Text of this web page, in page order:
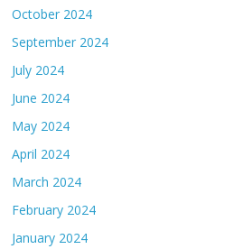
October 2024
September 2024
July 2024
June 2024
May 2024
April 2024
March 2024
February 2024
January 2024